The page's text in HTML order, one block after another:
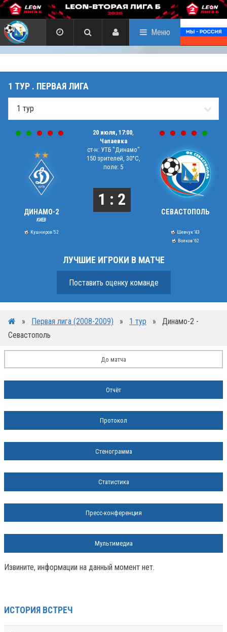
Меню
1 ТУР . ПЕРВАЯ ЛИГА
ДИНАМО-2
КИЕВ
Кушниров '52
20 июля, 17:00
Чапаевка
ст-н: УТБ "Динамо"
150 зрителей, 30°C,
поле: 5
1 : 2
СЕВАСТОПОЛЬ
Шевчук '43
Волков '62
ЛУЧШИЕ ИГРОКИ В МАТЧЕ
Поставить оценку команде
» Первая лига (2008-2009) » 1 тур »
Динамо-2 -
Севастополь
До матча
Отчёт
Протокол
Стенограмма
Статистика
Пресс-конференция
Мультимедиа
Извините, информации на данный момент нет.
ИСТОРИЯ ВСТРЕЧ